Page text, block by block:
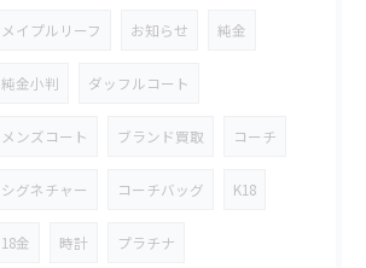
メイプルリーフ お知らせ 純金
純金小判 ダッフルコート
メンズコート ブランド買取 コーチ
シグネチャー コーチバッグ K18
18金 時計 プラチナ